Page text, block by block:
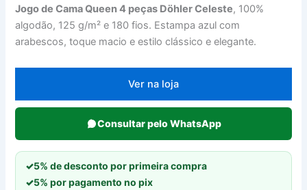
preço
original
R$ 295,86.
preço
atual
R$ 281,07.
Jogo de Cama Queen 4 peças Döhler Celeste, 100%
algodão, 125 g/m² e 180 fios. Estampa azul com
arabescos, toque macio e estilo clássico e elegante.
Ver na loja
Consultar pelo WhatsApp
✓5% de desconto por primeira compra
✓5% por pagamento no pix